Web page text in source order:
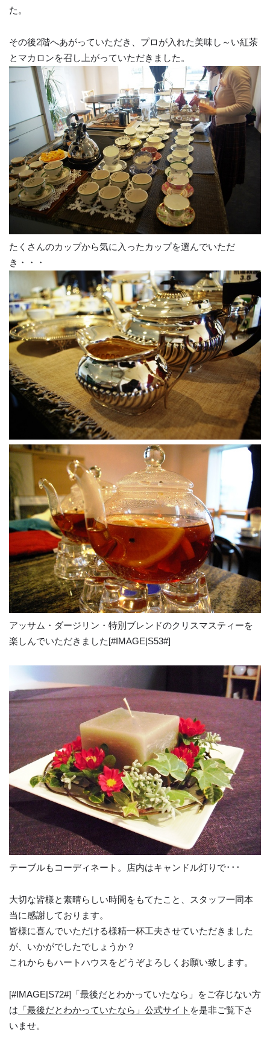
た。
その後2階へあがっていただき、プロが入れた美味し～い紅茶
とマカロンを召し上がっていただきました。
たくさんのカップから気に入ったカップを選んでいただ
き・・・
アッサム・ダージリン・特別ブレンドのクリスマスティーを
楽しんでいただきました[#IMAGE|S53#]
テーブルもコーディネート。店内はキャンドル灯りで･･･
大切な皆様と素晴らしい時間をもてたこと、スタッフ一同本
当に感謝しております。
皆様に喜んでいただける様精一杯工夫させていただきました
が、いかがでしたでしょうか？
これからもハートハウスをどうぞよろしくお願い致します。
[#IMAGE|S72#]「最後だとわかっていたなら」をご存じない方
は 「最後だとわかっていたなら」公式サイト を是非ご覧下さ
いませ。